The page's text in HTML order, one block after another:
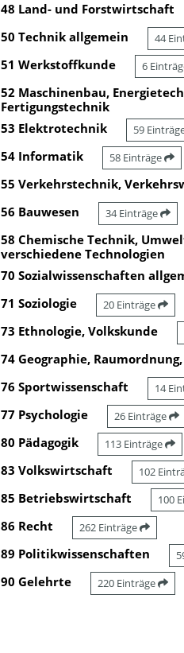
48 Land- und Forstwirtschaft
50 Technik allgemein 44
51 Werkstoffkunde 6
52 Maschinenbau,
Fertigungstechnik
53 Elektrotechnik 59
54 Informatik 58 Einträge
55 Verkehrstechnik,
56 Bauwesen 34 Einträge
58 Chemische Technik,
verschiedene Technologien
70 Sozialwissenschaften
71 Soziologie 20 Einträge
73 Ethnologie, Volkskunde
74 Geographie,
76 Sportwissenschaft 14
77 Psychologie 26 Einträge
80 Pädagogik 113 Einträge
83 Volkswirtschaft 102
85 Betriebswirtschaft 100
86 Recht 262 Einträge
89 Politikwissenschaften
90 Gelehrte 220 Einträge